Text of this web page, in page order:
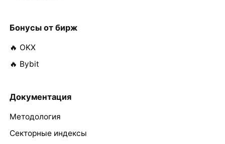
Бонусы от бирж
🔥 OKX
🔥 Bybit
Документация
Методология
Секторные индексы